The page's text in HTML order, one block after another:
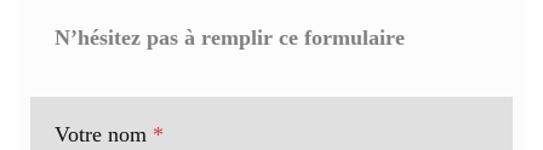
N’hésitez pas à remplir ce formulaire
Votre nom *